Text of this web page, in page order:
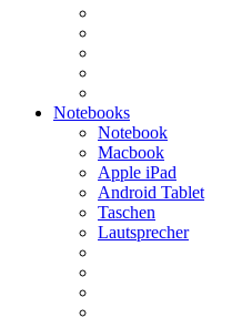
Notebooks
Notebook
Macbook
Apple iPad
Android Tablet
Taschen
Lautsprecher